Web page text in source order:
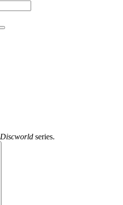
Discworld series.